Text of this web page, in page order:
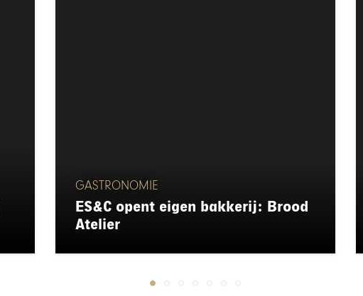
GASTRONOMIE
ES&C opent eigen bakkerij: Brood
Atelier